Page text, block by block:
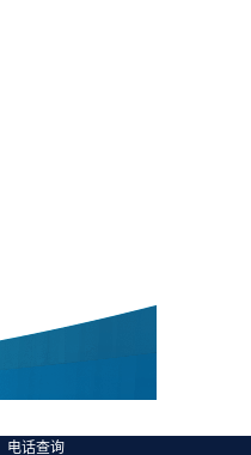
电话查询